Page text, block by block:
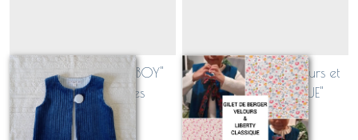
Gilet de berger "Ptit BOY"
Velours et rayures
Sur demande
Gilet de berger Velours et
Liberty "CLASSIQUE"
Sur demande